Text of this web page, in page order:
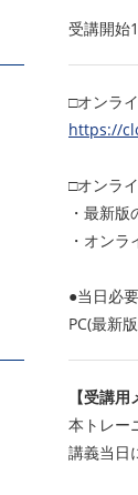
受講開始
□オンラ
https://
□オンラ
・最新
・オン
●当日必
PC(最新
【受講
本トレー
講義当日